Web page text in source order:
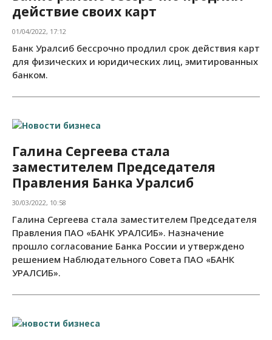
действие своих карт
01/04/2022, 17:12
Банк Уралсиб бессрочно продлил срок действия карт
для физических и юридических лиц, эмитированных
банком.
Галина Сергеева стала
заместителем Председателя
Правления Банка Уралсиб
30/03/2022, 10:58
Галина Сергеева стала заместителем Председателя
Правления ПАО «БАНК УРАЛСИБ». Назначение
прошло согласование Банка России и утверждено
решением Наблюдательного Совета ПАО «БАНК
УРАЛСИБ».